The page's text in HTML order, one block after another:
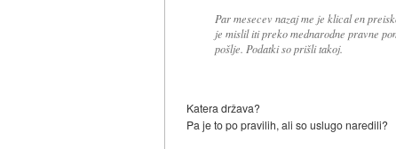
Par mesecev nazaj me je klical en
je mislil iti preko mednarodne pravne
pošlje. Podatki so prišli takoj.
Katera država?
Pa je to po pravilih, ali so uslugo naredili?